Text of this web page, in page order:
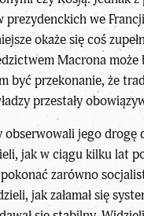
prezydenckich we
okaże się coś
Macrona może
być przekonanie, że
przestały
jego drogę
jak w ciągu kilku lat
zarówno
jak załamał się